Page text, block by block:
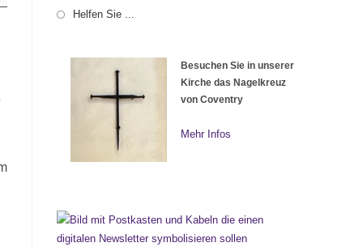
Helfen Sie ...
Besuchen Sie in unserer
Kirche das Nagelkreuz
von Coventry
Mehr Infos